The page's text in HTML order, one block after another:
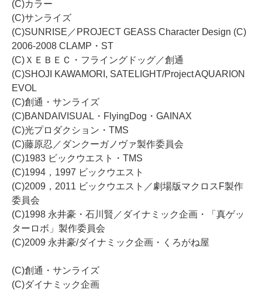
(C)カラー
(C)サンライズ
(C)SUNRISE／PROJECT GEASS Character Design (C)
2006-2008 CLAMP・ST
(C)ＸＥＢＥＣ・フライングドッグ／創通
(C)SHOJI KAWAMORI, SATELIGHT/Project AQUARION
EVOL
(C)創通・サンライズ
(C)BANDAIVISUAL・FlyingDog・GAINAX
(C)光プロダクション・TMS
(C)藤原忍／ダンクーガノヴァ製作委員会
(C)1983 ビックウエスト・TMS
(C)1994，1997 ビックウエスト
(C)2009，2011 ビックウエスト／劇場版マクロスF製作
委員会
(C)1998 永井豪・石川賢／ダイナミック企画・「真ゲッ
ターロボ」製作委員会
(C)2009 永井豪/ダイナミック企画・くろがね屋
(C)創通・サンライズ
(C)ダイナミック企画